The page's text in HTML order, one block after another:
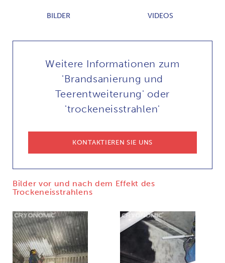
BILDER VIDEOS
Weitere Informationen zum
'Brandsanierung und
Teerentweiterung' oder
'trockeneisstrahlen'
KONTAKTIEREN SIE UNS
Bilder vor und nach dem Effekt des
Trockeneisstrahlens